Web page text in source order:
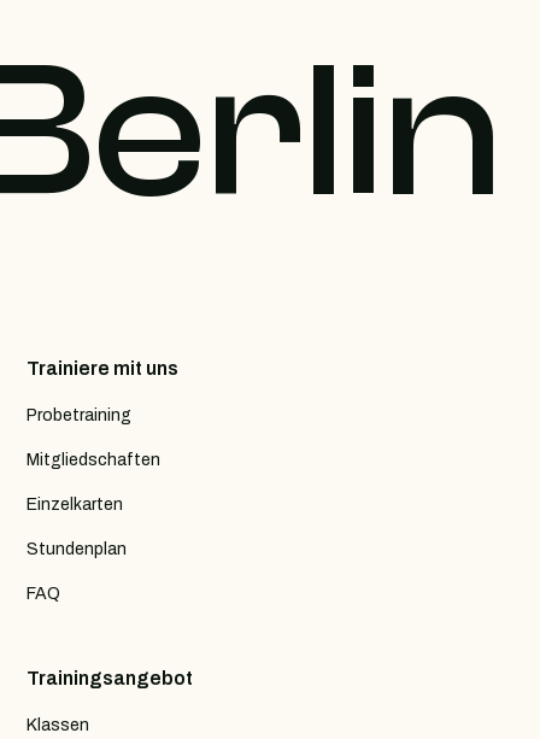
Trainiere mit uns
Probetraining
Mitgliedschaften
Einzelkarten
Stundenplan
FAQ
Trainingsangebot
Klassen